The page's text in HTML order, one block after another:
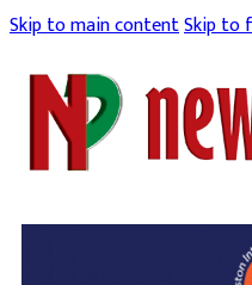
Skip to main contentSkip to